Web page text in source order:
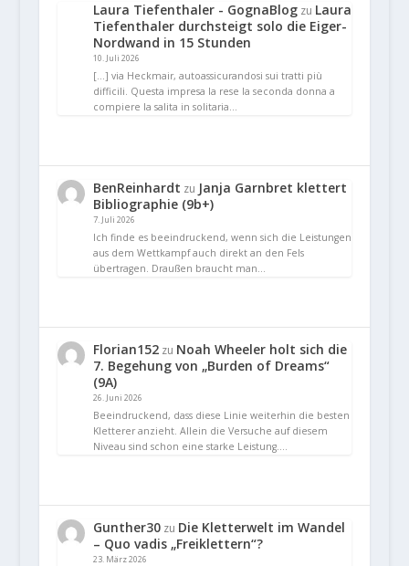
Laura Tiefenthaler - GognaBlogzu Laura
Tiefenthaler durchsteigt solo die Eiger-
Nordwand in 15 Stunden
10. Juli 2026
[…] via Heckmair, autoassicurandosi sui tratti più
difficili. Questa impresa la rese la seconda donna a
compiere la salita in solitaria…
BenReinhardt zu Janja Garnbret klettert
Bibliographie (9b+)
7. Juli 2026
Ich finde es beeindruckend, wenn sich die Leistungen
aus dem Wettkampf auch direkt an den Fels
übertragen. Draußen braucht man…
Florian152zu Noah Wheeler holt sich die
7. Begehung von „Burden of Dreams“
(9A)
26. Juni 2026
Beeindruckend, dass diese Linie weiterhin die besten
Kletterer anzieht. Allein die Versuche auf diesem
Niveau sind schon eine starke Leistung.…
Gunther30zu Die Kletterwelt im Wandel
– Quo vadis „Freiklettern“?
23. März 2026